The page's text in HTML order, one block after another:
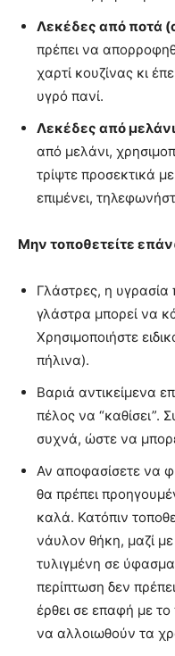
Λεκέδες από ποτά
πρέπει να
χαρτί κουζίνας κι
υγρό πανί.
Λεκέδες από
από μελάνι,
τρίψτε προσεκτικά
επιμένει,
Μην τοποθετείτε
Γλάστρες, η υγρασία
γλάστρα μπορεί να
Χρησιμοποιήστε
πήλινα).
Βαριά αντικείμενα
πέλος να “καθίσει”.
συχνά, ώστε να
Αν αποφασίσετε να
θα πρέπει
καλά. Κατόπιν
νάυλον θήκη, μαζί
τυλιγμένη σε
περίπτωση δεν
έρθει σε επαφή με το
να αλλοιωθούν τα